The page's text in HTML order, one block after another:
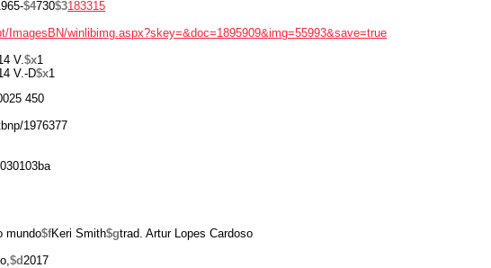
$4730$3183315
ImagesBN/winlibimg.aspx?skey=&doc=1895909&img=55993&save=true
V.$x1
V.-D$x1
450
1976377
mundo$fKeri Smith$gtrad. Artur Lopes Cardoso
$d2017